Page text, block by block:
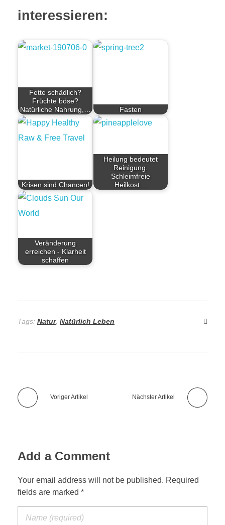
interessieren:
Fette schädlich?
Früchte böse?
Natürliche Nahrung,…
Fasten
Krisen sind Chancen!
Heilung bedeutet
Reinigung.
Schleimfreie
Heilkost…
Veränderung
erreichen - Klarheit
schaffen
Tags: Natur, Natürlich Leben
Voriger Artikel Nächster Artikel
Add a Comment
Your email address will not be published. Required
fields are marked *